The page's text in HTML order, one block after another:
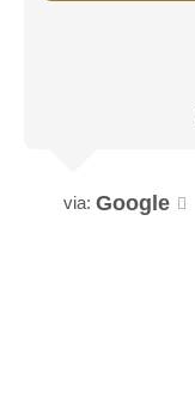
via: Google